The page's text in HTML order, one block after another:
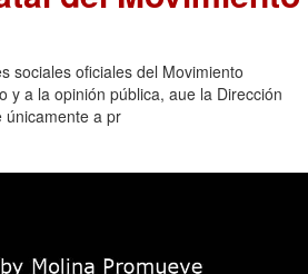
sociales oficiales del Movimiento
y a la opinión pública, aue la Dirección
únicamente a pr